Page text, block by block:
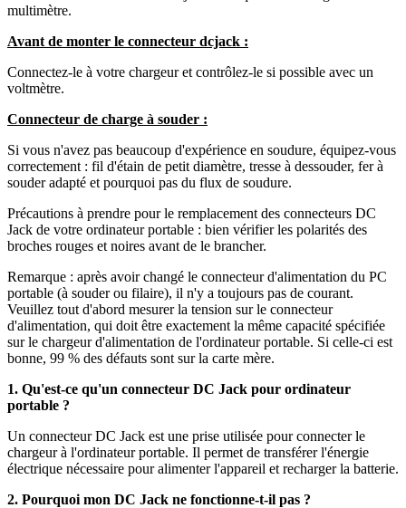
multimètre.
Avant de monter le connecteur dcjack :
Connectez-le à votre chargeur et contrôlez-le si possible avec un
voltmètre.
Connecteur de charge à souder :
Si vous n'avez pas beaucoup d'expérience en soudure, équipez-vous
correctement : fil d'étain de petit diamètre, tresse à dessouder, fer à
souder adapté et pourquoi pas du flux de soudure.
Précautions à prendre pour le remplacement des connecteurs DC
Jack de votre ordinateur portable : bien vérifier les polarités des
broches rouges et noires avant de le brancher.
Remarque : après avoir changé le connecteur d'alimentation du PC
portable (à souder ou filaire), il n'y a toujours pas de courant.
Veuillez tout d'abord mesurer la tension sur le connecteur
d'alimentation, qui doit être exactement la même capacité spécifiée
sur le chargeur d'alimentation de l'ordinateur portable. Si celle-ci est
bonne, 99 % des défauts sont sur la carte mère.
1. Qu'est-ce qu'un connecteur DC Jack pour ordinateur
portable ?
Un connecteur DC Jack est une prise utilisée pour connecter le
chargeur à l'ordinateur portable. Il permet de transférer l'énergie
électrique nécessaire pour alimenter l'appareil et recharger la batterie.
2. Pourquoi mon DC Jack ne fonctionne-t-il pas ?